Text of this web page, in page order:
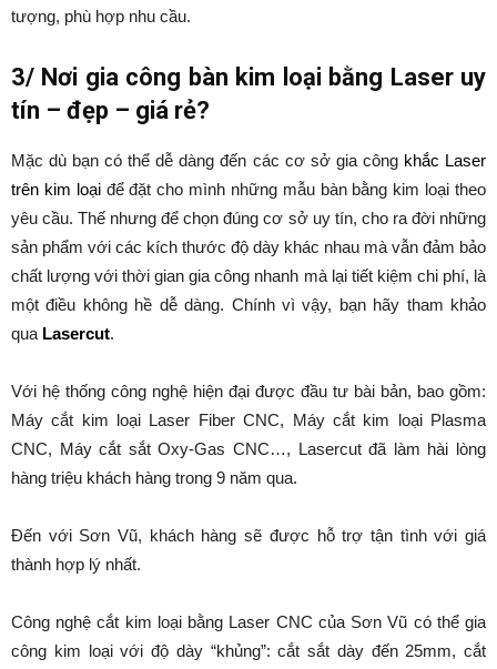
tượng, phù hợp nhu cầu.
3/ Nơi gia công bàn kim loại bằng Laser uy
tín – đẹp – giá rẻ?
Mặc dù bạn có thể dễ dàng đến các cơ sở gia công khắc Laser
trên kim loạiđể đặt cho mình những mẫu bàn bằng kim loại theo
yêu cầu. Thế nhưng để chọn đúng cơ sở uy tín, cho ra đời những
sản phẩm với các kích thước độ dày khác nhau mà vẫn đảm bảo
chất lượng với thời gian gia công nhanh mà lại tiết kiệm chi phí, là
một điều không hề dễ dàng. Chính vì vậy, bạn hãy tham khảo
qua Lasercut.
Với hệ thống công nghệ hiện đại được đầu tư bài bản, bao gồm:
Máy cắt kim loại Laser Fiber CNC, Máy cắt kim loại Plasma
CNC, Máy cắt sắt Oxy-Gas CNC…, Lasercut đã làm hài lòng
hàng triệu khách hàng trong 9 năm qua.
Đến với Sơn Vũ, khách hàng sẽ được hỗ trợ tận tình với giá
thành hợp lý nhất.
Công nghệ cắt kim loại bằng Laser CNC của Sơn Vũ có thể gia
công kim loại với độ dày “khủng”: cắt sắt dày đến 25mm, cắt